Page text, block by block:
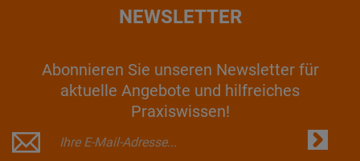
NEWSLETTER
Abonnieren Sie unseren Newsletter für
aktuelle Angebote und hilfreiches
Praxiswissen!